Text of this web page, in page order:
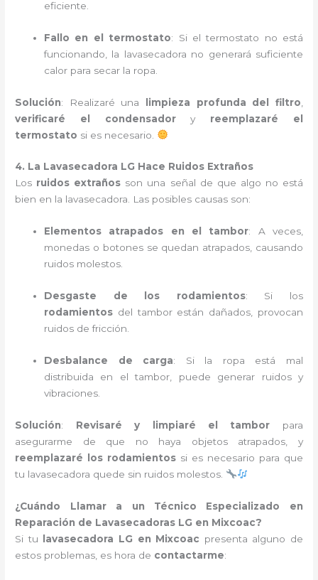
eficiente.
Fallo en el termostato: Si el termostato no está
funcionando, la lavasecadora no generará suficiente
calor para secar la ropa.
Solución: Realizaré una limpieza profunda del filtro
verificaré el condensadory reemplazaré el
termostato si es necesario.
4. La Lavasecadora LG Hace Ruidos Extraños
Los ruidos extraños son una señal de que algo no está
bien en la lavasecadora. Las posibles causas son:
Elementos atrapados en el tambor: A veces,
monedas o botones se quedan atrapados, causando
ruidos molestos.
Desgaste de los rodamientos: Si los
rodamientos del tambor están dañados, provocan
ruidos de fricción.
Desbalance de carga: Si la ropa está mal
distribuida en el tambor, puede generar ruidos y
vibraciones.
Solución: Revisaré y limpiaré el tambor para
asegurarme de que no haya objetos atrapados, y
reemplazaré los rodamientos si es necesario para que
tu lavasecadora quede sin ruidos molestos.
¿Cuándo Llamar a un Técnico Especializado en
Reparación de Lavasecadoras LG en Mixcoac?
Si tu
lavasecadora LG en Mixcoac presenta alguno de
estos problemas, es hora de contactarme: